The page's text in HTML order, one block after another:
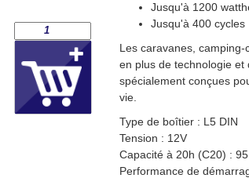
Jusqu'à 1200
Jusqu'à 400 cycles
Les caravanes,
en plus de technologie et
spécialement conçues
vie.
Type de boîtier : L5 DIN
Tension : 12V
Capacité à 20h (C20) : 95
Performance de